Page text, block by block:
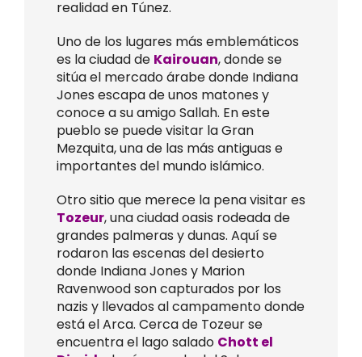
realidad en Túnez.
Uno de los lugares más emblemáticos
es la ciudad de Kairouan, donde se
sitúa el mercado árabe donde Indiana
Jones escapa de unos matones y
conoce a su amigo Sallah. En este
pueblo se puede visitar la Gran
Mezquita, una de las más antiguas e
importantes del mundo islámico.
Otro sitio que merece la pena visitar es
Tozeur, una ciudad oasis rodeada de
grandes palmeras y dunas. Aquí se
rodaron las escenas del desierto
donde Indiana Jones y Marion
Ravenwood son capturados por los
nazis y llevados al campamento donde
está el Arca. Cerca de Tozeur se
encuentra el lago salado Chott el